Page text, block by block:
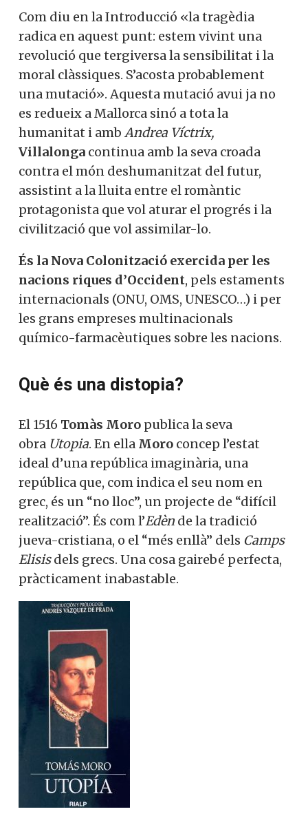
Com diu en la Introducció «la tragèdia
radica en aquest punt: estem vivint una
revolució que tergiversa la sensibilitat i la
moral clàssiques. S’acosta probablement
una mutació». Aquesta mutació avui ja no
es redueix a Mallorca sinó a tota la
humanitat i amb Andrea Víctrix,
Villalonga continua amb la seva croada
contra el món deshumanitzat del futur,
assistint a la lluita entre el romàntic
protagonista que vol aturar el progrés i la
civilització que vol assimilar-lo.
És la Nova Colonització exercida per les
nacions riques d’Occident, pels estaments
internacionals (ONU, OMS, UNESCO…) i per
les grans empreses multinacionals
químico-farmacèutiques sobre les nacions.
Què és una distopia?
El 1516 Tomàs Moro publica la seva
obra Utopia. En ella Moro concep l’estat
ideal d’una república imaginària, una
república que, com indica el seu nom en
grec, és un “no lloc”, un projecte de “difícil
realització”. És com l’Edèn de la tradició
jueva-cristiana, o el “més enllà” dels Camps
Elisisdels grecs. Una cosa gairebé perfecta,
pràcticament inabastable.